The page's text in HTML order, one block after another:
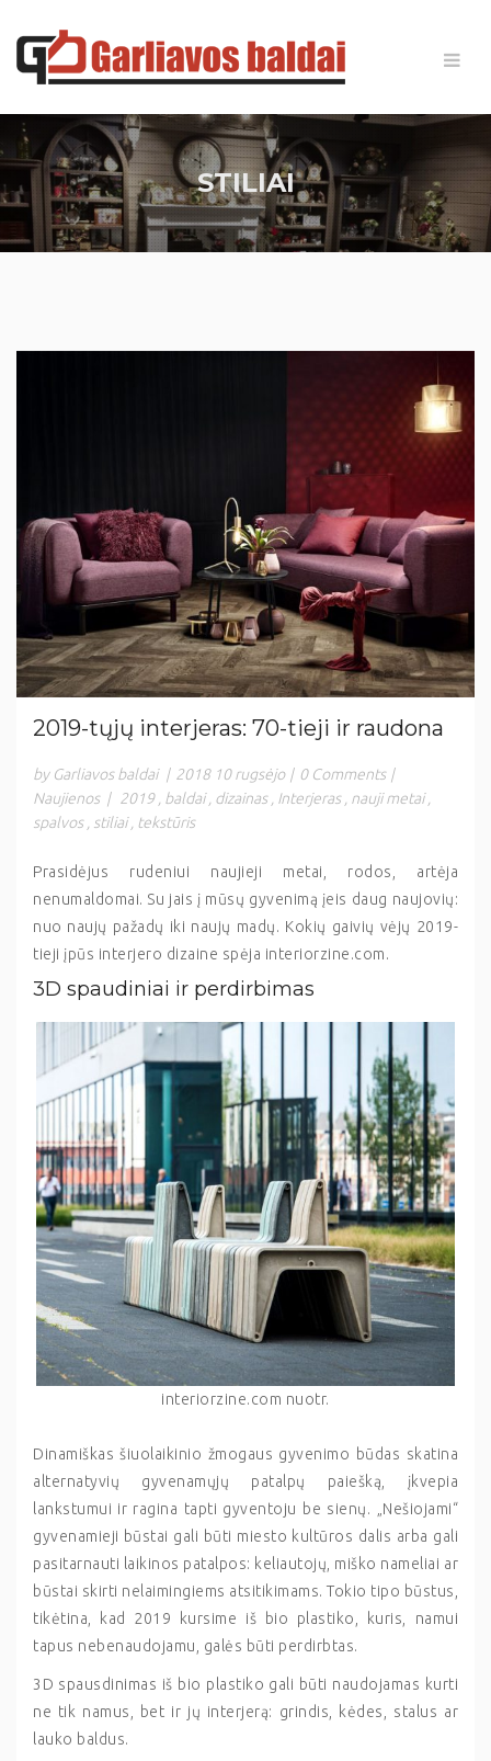
STILIAI
2019-tųjų interjeras: 70-tieji ir raudona
by Garliavos baldai | 2018 10 rugsėjo | 0 Comments |
Naujienos | 2019 , baldai , dizainas , Interjeras , nauji metai ,
spalvos , stiliai , tekstūris
Prasidėjus rudeniui naujieji metai, rodos, artėja
nenumaldomai. Su jais į mūsų gyvenimą įeis daug naujovių:
nuo naujų pažadų iki naujų madų. Kokių gaivių vėjų 2019-
tieji įpūs interjero dizaine spėja interiorzine.com.
3D spaudiniai ir perdirbimas
interiorzine.com nuotr.
Dinamiškas šiuolaikinio žmogaus gyvenimo būdas skatina
alternatyvių gyvenamųjų patalpų paiešką, įkvepia
lankstumui ir ragina tapti gyventoju be sienų. „Nešiojami“
gyvenamieji būstai gali būti miesto kultūros dalis arba gali
pasitarnauti laikinos patalpos: keliautojų, miško nameliai ar
būstai skirti nelaimingiems atsitikimams. Tokio tipo būstus,
tikėtina, kad 2019 kursime iš bio plastiko, kuris, namui
tapus nebenaudojamu, galės būti perdirbtas.
3D spausdinimas iš bio plastiko gali būti naudojamas kurti
ne tik namus, bet ir jų interjerą: grindis, kėdes, stalus ar
lauko baldus.